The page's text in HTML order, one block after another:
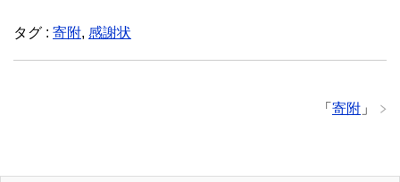
タグ : 寄附, 感謝状
「 寄附 」